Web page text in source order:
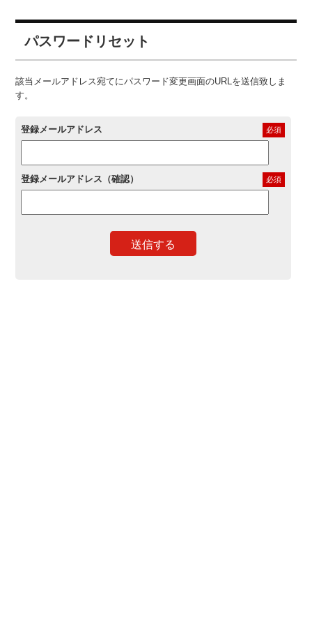
パスワードリセット
該当メールアドレス宛てにパスワード変更画面のURLを送信致しま
す。
登録メールアドレス 必須
登録メールアドレス（確認） 必須
送信する